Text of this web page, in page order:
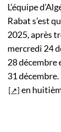
L’équipe
Rabat s’est
2025, après
mercredi 24
28 décembre
31
en